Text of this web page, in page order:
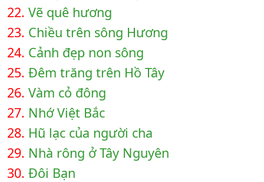
22. Vẽ quê hương
23. Chiều trên sông Hương
24. Cảnh đẹp non sông
25. Đêm trăng trên Hồ Tây
26. Vàm cỏ đông
27. Nhớ Việt Bắc
28. Hũ lạc của người cha
29. Nhà rông ở Tây Nguyên
30. Đôi Bạn